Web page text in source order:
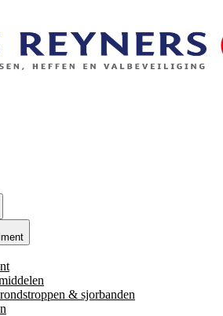
& sjorbanden